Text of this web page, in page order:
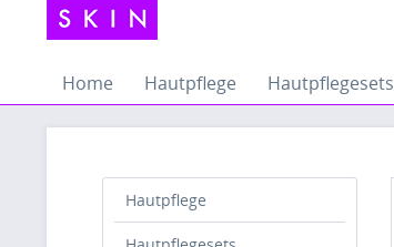
Home Hautpflege Hautpflegesets
Hautpflege